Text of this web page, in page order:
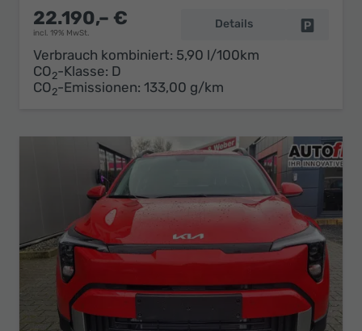
22.190,– €
incl. 19% MwSt.
Details
Verbrauch kombiniert: 5,90 l/100km
CO2-Klasse: D
CO2-Emissionen: 133,00 g/km